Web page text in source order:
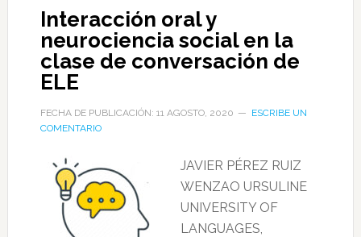
Interacción oral y
neurociencia social en la
clase de conversación de
ELE
FECHA DE PUBLICACIÓN: 11 AGOSTO, 2020
ESCRIBE UN
COMENTARIO
JAVIER PÉREZ RUIZ
WENZAO URSULINE
UNIVERSITY OF
LANGUAGES,